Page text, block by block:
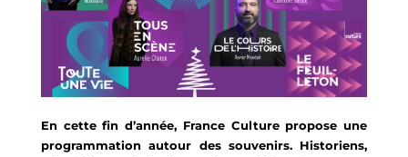
En cette fin d’année, France Culture propose une
programmation autour des souvenirs.Historiens,